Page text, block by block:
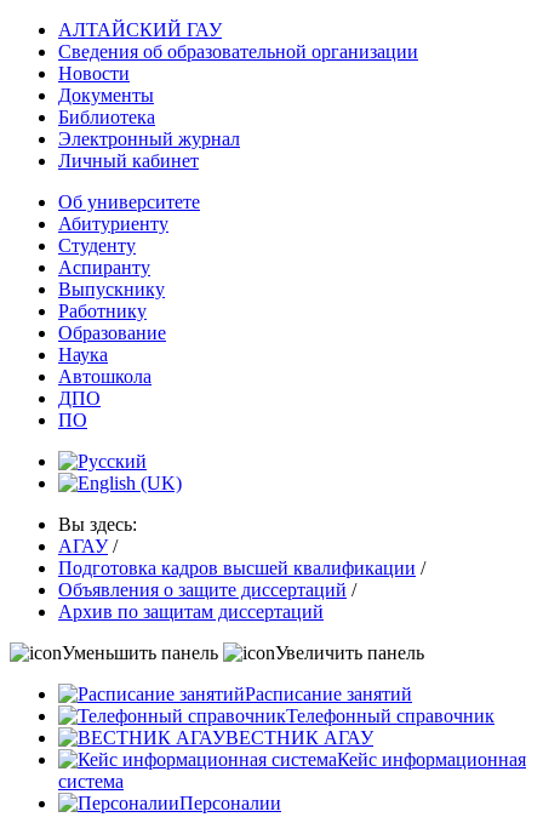
АЛТАЙСКИЙ ГАУ
Сведения об образовательной организации
Новости
Документы
Библиотека
Электронный журнал
Личный кабинет
Об университете
Абитуриенту
Студенту
Аспиранту
Выпускнику
Работнику
Образование
Наука
Автошкола
ДПО
ПО
Вы здесь:
АГАУ /
Подготовка кадров высшей квалификации /
Объявления о защите диссертаций /
Архив по защитам диссертаций
Уменьшить панель
Увеличить панель
Расписание занятий
Телефонный справочник
ВЕСТНИК АГАУ
Кейс информационная
система
Персоналии